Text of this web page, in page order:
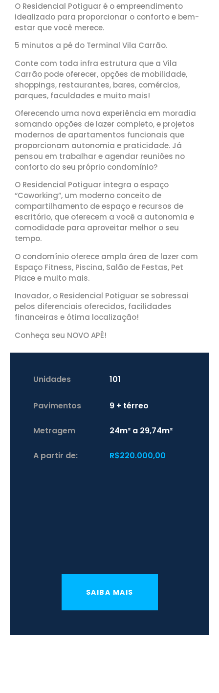
O Residencial Potiguar é o empreendimento
idealizado para proporcionar o conforto e bem-
estar que você merece.
5 minutos a pé do Terminal Vila Carrão.
Conte com toda infra estrutura que a Vila
Carrão pode oferecer, opções de mobilidade,
shoppings, restaurantes, bares, comércios,
parques, faculdades e muito mais!
Oferecendo uma nova experiência em moradia
somando opções de lazer completo, e projetos
modernos de apartamentos funcionais que
proporcionam autonomia e praticidade. Já
pensou em trabalhar e agendar reuniões no
conforto do seu próprio condomínio?
O Residencial Potiguar integra o espaço
“Coworking”, um moderno conceito de
compartilhamento de espaço e recursos de
escritório, que oferecem a você a autonomia e
comodidade para aproveitar melhor o seu
tempo.
O condomínio oferece ampla área de lazer com
Espaço Fitness, Piscina, Salão de Festas, Pet
Place e muito mais.
Inovador, o Residencial Potiguar se sobressai
pelos diferenciais oferecidos, facilidades
financeiras e ótima localização!
Conheça seu NOVO APÊ!
Unidades 101
Pavimentos 9 + térreo
Metragem 24m² a 29,74m²
A partir de: R$220.000,00
SAIBA MAIS